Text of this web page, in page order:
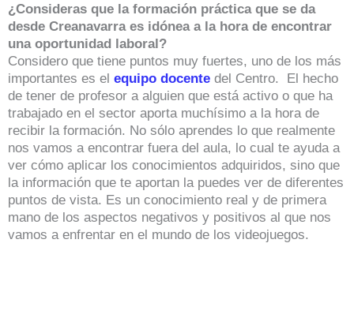
¿Consideras que la formación práctica que se da
desde Creanavarra es idónea a la hora de encontrar
una oportunidad laboral?
Considero que tiene puntos muy fuertes, uno de los más
importantes es el equipo docente del Centro. El hecho
de tener de profesor a alguien que está activo o que ha
trabajado en el sector aporta muchísimo a la hora de
recibir la formación. No sólo aprendes lo que realmente
nos vamos a encontrar fuera del aula, lo cual te ayuda a
ver cómo aplicar los conocimientos adquiridos, sino que
la información que te aportan la puedes ver de diferentes
puntos de vista. Es un conocimiento real y de primera
mano de los aspectos negativos y positivos al que nos
vamos a enfrentar en el mundo de los videojuegos.